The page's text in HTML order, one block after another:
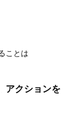
ことは
アクションを